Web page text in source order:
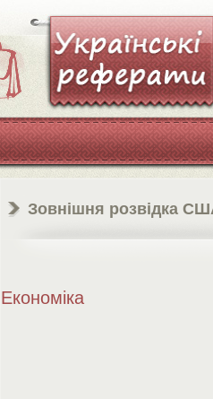
Зовнішня розвідка
Економіка